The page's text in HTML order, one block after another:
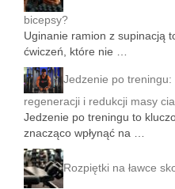
bicepsy?
Uginanie ramion z supinacją
ćwiczeń, które nie …
Jedzenie po
regeneracji i redukcji masy
Jedzenie po treningu to
znacząco wpłynąć na …
Rozpiętki na ławce